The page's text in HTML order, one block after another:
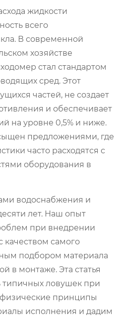
жидкости
всего
В современной
хозяйстве
стал стандартом
сред. Этот
частей, не создает
и обеспечивает
на уровне 0,5% и ниже.
предложениями, где
часто расходятся с
оборудования в
водоснабжения и
лет. Наш опыт
при внедрении
качеством самого
подбором материала
в монтаже. Эта статья
ловушек при
принципы
исполнения и дадим